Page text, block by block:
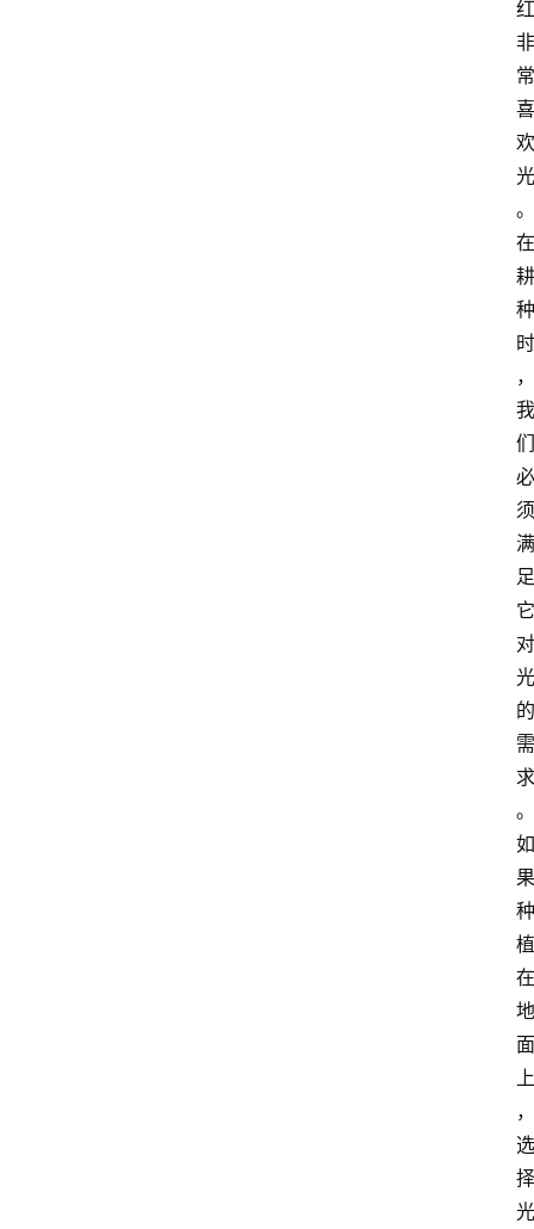
红
非
常
喜
欢
光
。
在
耕
种
时
，
我
们
必
须
满
足
它
对
光
的
需
求
。
如
果
种
植
在
地
面
上
，
选
择
光